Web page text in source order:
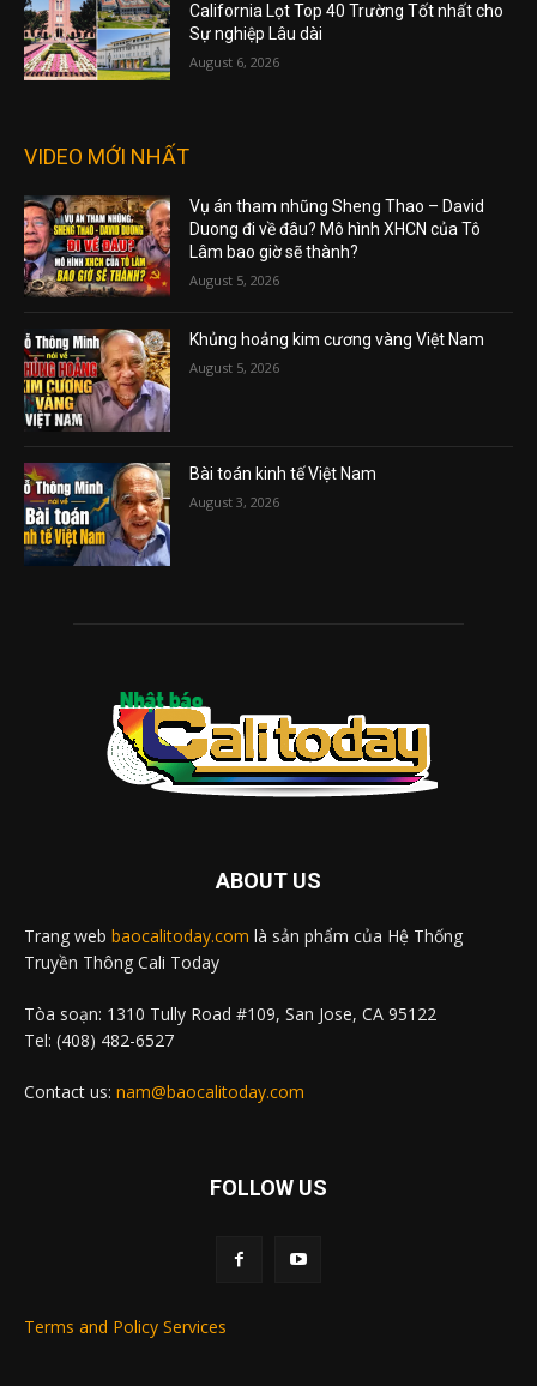
California Lọt Top 40 Trường Tốt nhất cho
Sự nghiệp Lâu dài
August 6, 2026
VIDEO MỚI NHẤT
Vụ án tham nhũng Sheng Thao – David
Duong đi về đâu? Mô hình XHCN của Tô
Lâm bao giờ sẽ thành?
August 5, 2026
Khủng hoảng kim cương vàng Việt Nam
August 5, 2026
Bài toán kinh tế Việt Nam
August 3, 2026
ABOUT US
Trang web baocalitoday.com là sản phẩm của Hệ Thống
Truyền Thông Cali Today
Tòa soạn: 1310 Tully Road #109, San Jose, CA 95122
Tel: (408) 482-6527
Contact us: nam@baocalitoday.com
FOLLOW US
Terms and Policy Services